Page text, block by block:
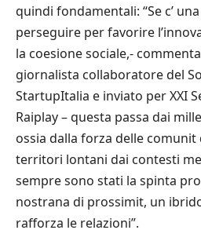
quindi fondamentali: “Se c’
perseguire per favorire
la coesione sociale,-
giornalista collaboratore del
StartupItalia e inviato per XXI
Raiplay – questa passa dai
ossia dalla forza delle
territori lontani dai contesti
sempre sono stati la spinta
nostrana di prossimit, un
rafforza le relazioni”.